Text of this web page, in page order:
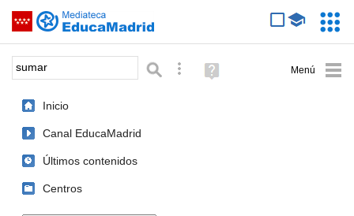
Saltar navegación
Palabra o frase: Búsqueda avanzada
Ayuda
(en
Inicio
Canal EducaMadrid
Últimos contenidos
Centros